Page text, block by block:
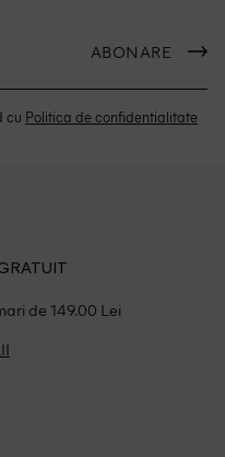
ABONARE
cu Politica de confidentialitate
de 149.00 Lei